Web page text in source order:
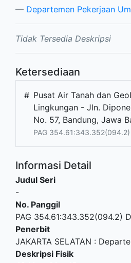
Departemen Pekerjaan
Tidak Tersedia Deskripsi
Ketersediaan
# Pusat Air Tanah dan
Lingkungan - Jln.
No. 57, Bandung, Jawa
PAG 354.61:343.352(094.2)
Informasi Detail
Judul Seri
-
No. Panggil
PAG 354.61:343.352(094.2)
Penerbit
JAKARTA SELATAN :
Deskripsi Fisik